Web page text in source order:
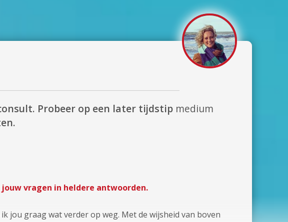
Probeer op een later tijdstip medium
vragen in heldere antwoorden.
jou graag wat verder op weg. Met de wijsheid van boven